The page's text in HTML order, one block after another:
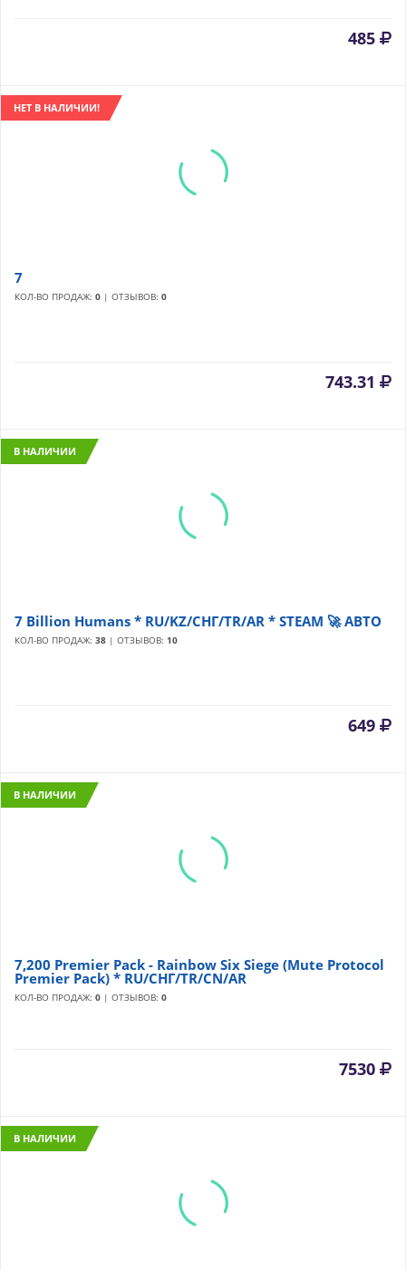
485
НЕТ В НАЛИЧИИ!
7
КОЛ-ВО ПРОДАЖ: 0 | ОТЗЫВОВ: 0
743.31
В НАЛИЧИИ
7 Billion Humans * RU/KZ/СНГ/TR/AR * STEAM 🚀 АВТО
КОЛ-ВО ПРОДАЖ: 38 | ОТЗЫВОВ: 10
649
В НАЛИЧИИ
7,200 Premier Pack - Rainbow Six Siege (Mute Protocol
Premier Pack) * RU/СНГ/TR/CN/AR
КОЛ-ВО ПРОДАЖ: 0 | ОТЗЫВОВ: 0
7530
В НАЛИЧИИ